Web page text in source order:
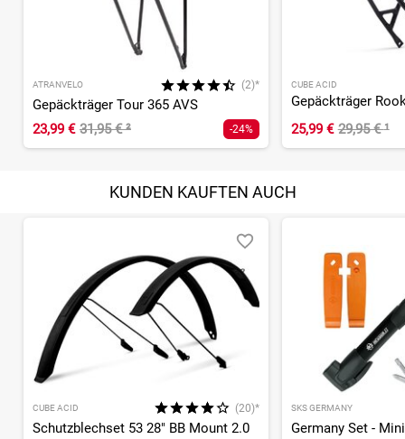
ATRANVELO (2)*
Gepäckträger Tour 365 AVS
23,99 € 31,95 €² -24%
CUBE ACID
Gepäckträger
25,99 € 29,95 €¹
KUNDEN KAUFTEN AUCH
CUBE ACID (20)*
Schutzblechset 53 28" BB Mount 2.0
SKS GERMANY